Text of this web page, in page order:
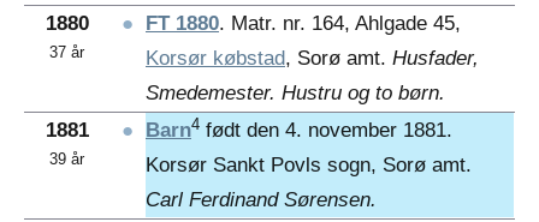
1880
37 år
● FT 1880. Matr. nr. 164, Ahlgade 45,
Korsør købstad, Sorø amt. Husfader,
Smedemester. Hustru og to børn.
1881
39 år
● Barn4 født den 4. november 1881.
Korsør Sankt Povls sogn, Sorø amt.
Carl Ferdinand Sørensen.